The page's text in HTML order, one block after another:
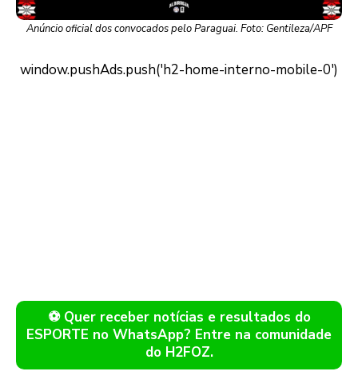
Anúncio oficial dos convocados pelo Paraguai. Foto: Gentileza/APF
⚽ Quer receber notícias e resultados do
ESPORTE no WhatsApp? Entre na comunidade
do H2FOZ.